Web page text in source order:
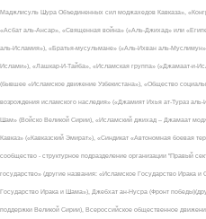
Маджлисуль Шура Объединенных сил моджахедов Кавказа»,
«Асбат аль-Ансар», «Священная война» («Аль-Джихад» или
аль-Исламия»), «Братья-мусульмане» («Аль-Ихван аль-
Ислами»), «Лашкар-И-Тайба», «Исламская группа» («Джамаат-и-
(бывшее «Исламское движение Узбекистана»), «Общество
возрождения исламского наследия» («Джамият Ихья ат-Тураз
Шам» (Войско Великой Сирии), «Исламский джихад – Джамаат
Кавказ» («Кавказский Эмират»), «Синдикат «Автономная боевая
сообщество - структурное подразделение организации "Правый
государство» (другие названия: «Исламское Государство Ирака
Государство Ирака и Шама»), Джебхат ан-Нусра (Фронт
поддержки Великой Сирии), Всероссийское общественное